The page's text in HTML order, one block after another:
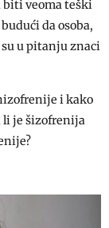
biti veoma teški
da osoba,
u pitanju znaci
i kako
li je šizofrenija